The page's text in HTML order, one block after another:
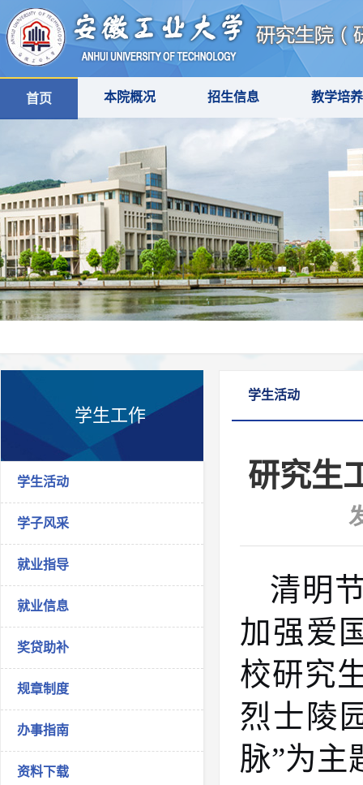
首页 本院概况 招生信息 教学培养
学生工作
学生活动
学子风采
就业指导
就业信息
奖贷助补
规章制度
办事指南
资料下载
学生活动
研究生
清明
加强爱
校研究
烈士陵
脉”为主